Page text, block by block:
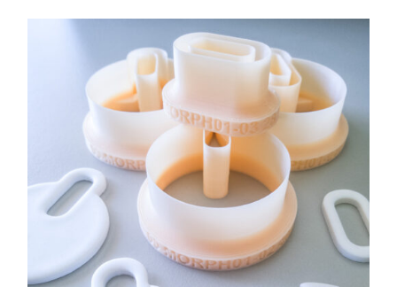
precios:
desde
4.00€
hasta
9.00€